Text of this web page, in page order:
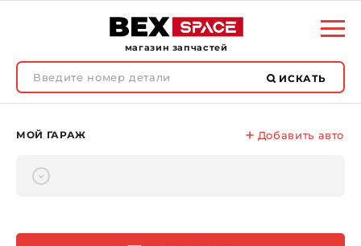
магазин запчастей
ИСКАТЬ
МОЙ ГАРАЖ Добавить авто